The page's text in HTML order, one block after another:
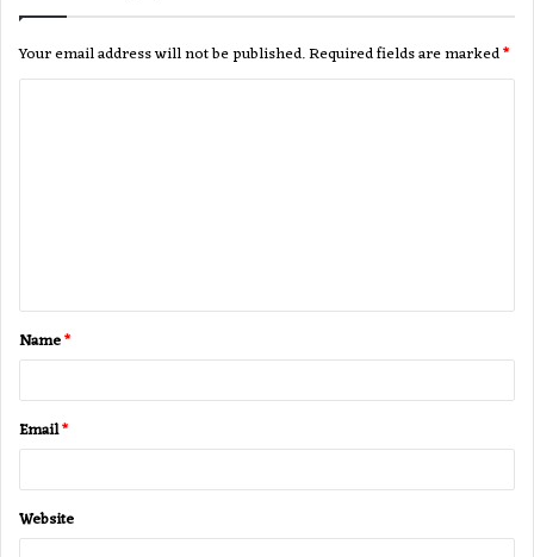
Your email address will not be published.Required fields are marked*
t
*
Name*
Email*
Website